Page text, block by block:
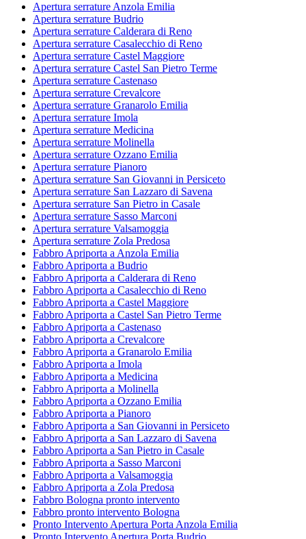
Apertura serrature Anzola Emilia
Apertura serrature Budrio
Apertura serrature Calderara di Reno
Apertura serrature Casalecchio di Reno
Apertura serrature Castel Maggiore
Apertura serrature Castel San Pietro Terme
Apertura serrature Castenaso
Apertura serrature Crevalcore
Apertura serrature Granarolo Emilia
Apertura serrature Imola
Apertura serrature Medicina
Apertura serrature Molinella
Apertura serrature Ozzano Emilia
Apertura serrature Pianoro
Apertura serrature San Giovanni in Persiceto
Apertura serrature San Lazzaro di Savena
Apertura serrature San Pietro in Casale
Apertura serrature Sasso Marconi
Apertura serrature Valsamoggia
Apertura serrature Zola Predosa
Fabbro Apriporta a Anzola Emilia
Fabbro Apriporta a Budrio
Fabbro Apriporta a Calderara di Reno
Fabbro Apriporta a Casalecchio di Reno
Fabbro Apriporta a Castel Maggiore
Fabbro Apriporta a Castel San Pietro Terme
Fabbro Apriporta a Castenaso
Fabbro Apriporta a Crevalcore
Fabbro Apriporta a Granarolo Emilia
Fabbro Apriporta a Imola
Fabbro Apriporta a Medicina
Fabbro Apriporta a Molinella
Fabbro Apriporta a Ozzano Emilia
Fabbro Apriporta a Pianoro
Fabbro Apriporta a San Giovanni in Persiceto
Fabbro Apriporta a San Lazzaro di Savena
Fabbro Apriporta a San Pietro in Casale
Fabbro Apriporta a Sasso Marconi
Fabbro Apriporta a Valsamoggia
Fabbro Apriporta a Zola Predosa
Fabbro Bologna pronto intervento
Fabbro pronto intervento Bologna
Pronto Intervento Apertura Porta Anzola Emilia